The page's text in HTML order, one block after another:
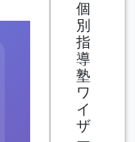
個
別
指
導
塾
ワ
イ
ザ